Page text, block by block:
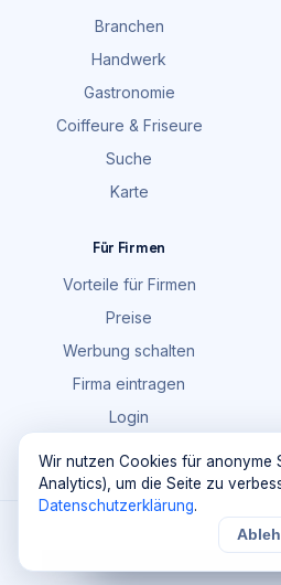
Branchen
Handwerk
Gastronomie
Coiffeure & Friseure
Suche
Karte
Für Firmen
Vorteile für Firmen
Preise
Werbung schalten
Firma eintragen
Login
Maik Möhring Media ·
Firmendaten teils © OpenStreetMap-
Details
Wir nutzen Cookies für anonyme
Analytics), um die Seite zu
Datenschutzerklärung.